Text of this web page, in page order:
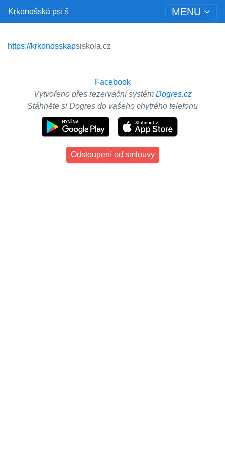
Krkonošská psí š MENU
https://krkonosskapsiskola.cz
Facebook
Vytvořeno přes rezervační systém Dogres.cz
Stáhněte si Dogres do vašeho chytrého telefonu
Odstoupení od smlouvy